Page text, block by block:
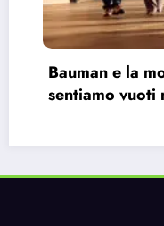
Bauman e la
sentiamo vuoti